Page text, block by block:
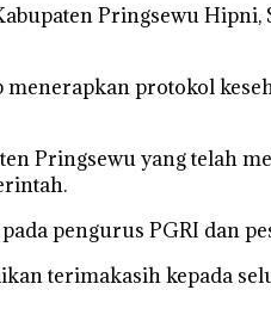
Pringsewu
protokol
Pringsewu yang telah
pengurus PGRI dan
terimakasih kepada